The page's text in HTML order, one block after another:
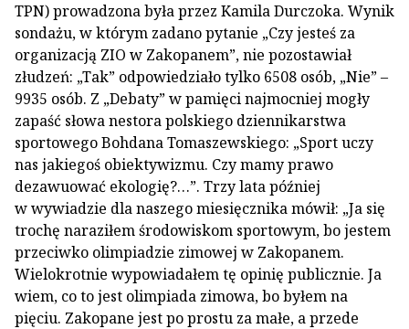
TPN) prowadzona była przez Kamila Durczoka. Wynik
sondażu, w którym zadano pytanie „Czy jesteś za
organizacją ZIO w Zakopanem”, nie pozostawiał
złudzeń: „Tak” odpowiedziało tylko 6508 osób, „Nie” –
9935 osób. Z „Debaty” w pamięci najmocniej mogły
zapaść słowa nestora polskiego dziennikarstwa
sportowego Bohdana Tomaszewskiego: „Sport uczy
nas jakiegoś obiektywizmu. Czy mamy prawo
dezawuować ekologię?…”. Trzy lata później
w wywiadzie dla naszego miesięcznika mówił: „Ja się
trochę naraziłem środowiskom sportowym, bo jestem
przeciwko olimpiadzie zimowej w Zakopanem.
Wielokrotnie wypowiadałem tę opinię publicznie. Ja
wiem, co to jest olimpiada zimowa, bo byłem na
pięciu. Zakopane jest po prostu za małe, a przede